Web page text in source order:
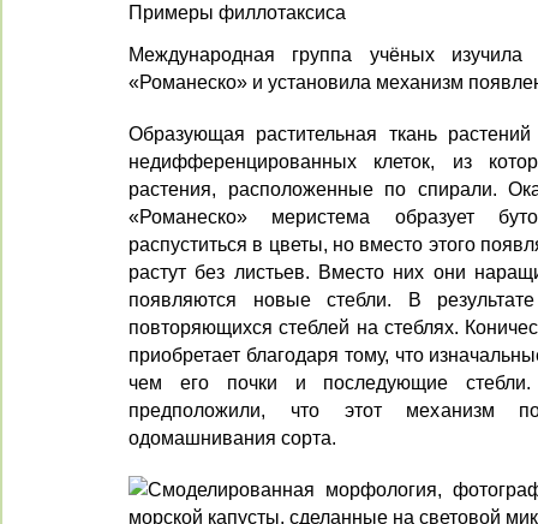
Примеры филлотаксиса
Международная группа учёных изучила
«Романеско» и установила механизм
Образующая растительная ткань
недифференцированных клеток, из
растения, расположенные по спирали.
«Романеско» меристема образует
распуститься в цветы, но вместо этого
растут без листьев. Вместо них они
появляются новые стебли. В
повторяющихся стеблей на стеблях.
приобретает благодаря тому, что
чем его почки и последующие стебли.
предположили, что этот механизм
одомашнивания сорта.